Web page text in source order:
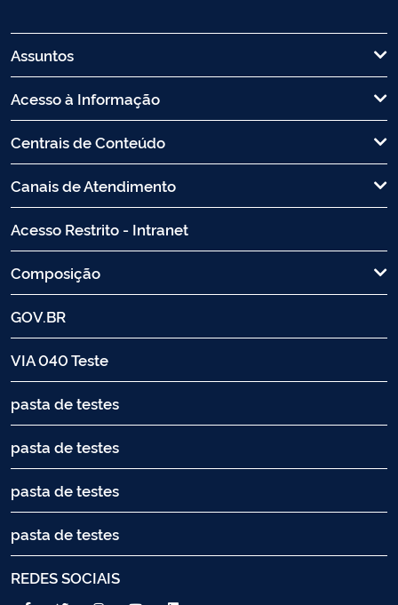
Assuntos
Acesso à Informação
Centrais de Conteúdo
Canais de Atendimento
Acesso Restrito - Intranet
Composição
GOV.BR
VIA 040 Teste
pasta de testes
pasta de testes
pasta de testes
pasta de testes
REDES SOCIAIS